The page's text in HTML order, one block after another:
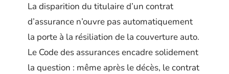
La disparition du titulaire d’un contrat
d’assurance n’ouvre pas automatiquement
la porte à la résiliation de la couverture auto.
Le Code des assurances encadre solidement
la question : même après le décès, le contrat